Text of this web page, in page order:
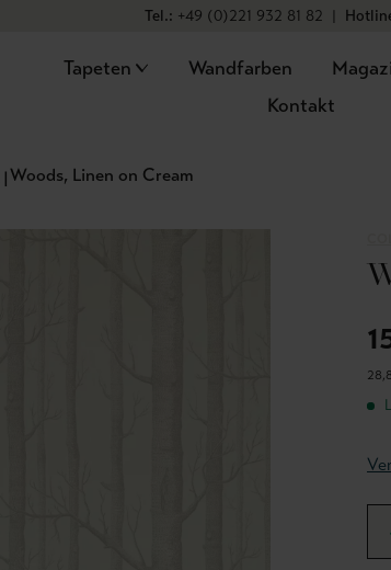
Tel.: +49 (0)221 932 81 82 |
Tapeten Wandfarben
Kontakt
Woods, Linen on Cream